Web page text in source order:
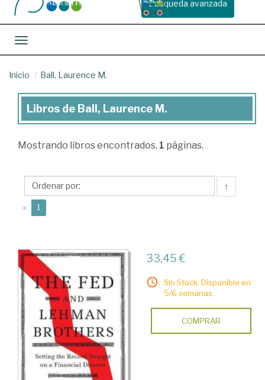
Busqueda avanzada
Toggle navigation
Inicio Ball, Laurence M.
Libros
Ball,
M.
Libros de Ball, Laurence M.
Mostrando libros encontrados. 1 páginas.
↑
« 1
33,45 €
Sin Stock. Disponible en
5/6 semanas.
COMPRAR